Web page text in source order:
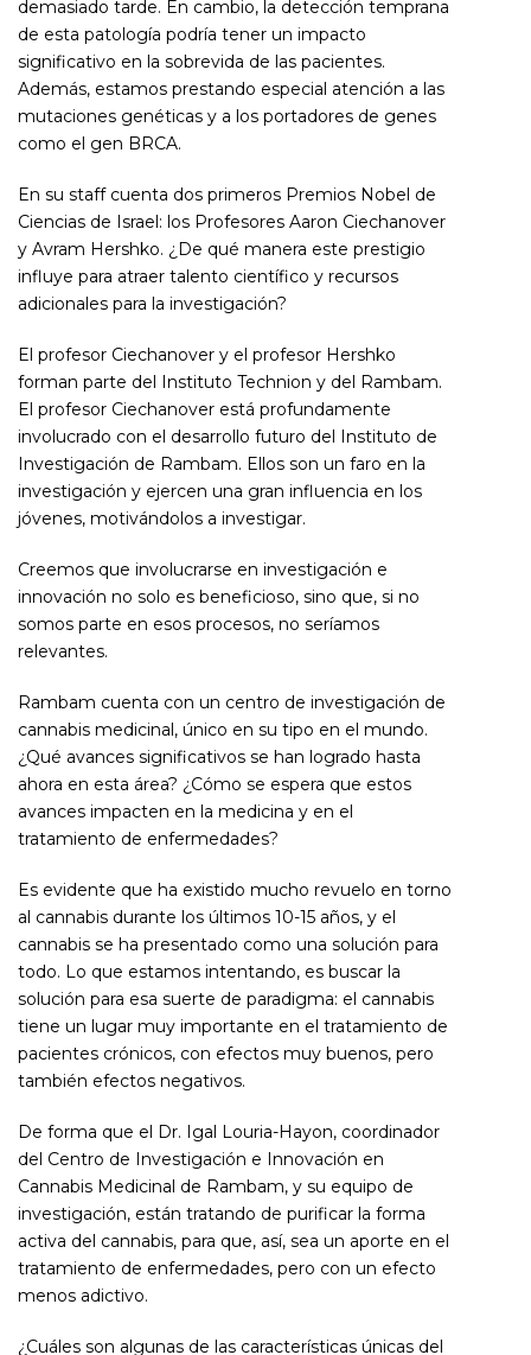
demasiado tarde. En cambio, la detección temprana
de esta patología podría tener un impacto
significativo en la sobrevida de las pacientes.
Además, estamos prestando especial atención a las
mutaciones genéticas y a los portadores de genes
como el gen BRCA.
En su staff cuenta dos primeros Premios Nobel de
Ciencias de Israel: los Profesores Aaron Ciechanover
y Avram Hershko. ¿De qué manera este prestigio
influye para atraer talento científico y recursos
adicionales para la investigación?
El profesor Ciechanover y el profesor Hershko
forman parte del Instituto Technion y del Rambam.
El profesor Ciechanover está profundamente
involucrado con el desarrollo futuro del Instituto de
Investigación de Rambam. Ellos son un faro en la
investigación y ejercen una gran influencia en los
jóvenes, motivándolos a investigar.
Creemos que involucrarse en investigación e
innovación no solo es beneficioso, sino que, si no
somos parte en esos procesos, no seríamos
relevantes.
Rambam cuenta con un centro de investigación de
cannabis medicinal, único en su tipo en el mundo.
¿Qué avances significativos se han logrado hasta
ahora en esta área? ¿Cómo se espera que estos
avances impacten en la medicina y en el
tratamiento de enfermedades?
Es evidente que ha existido mucho revuelo en torno
al cannabis durante los últimos 10-15 años, y el
cannabis se ha presentado como una solución para
todo. Lo que estamos intentando, es buscar la
solución para esa suerte de paradigma: el cannabis
tiene un lugar muy importante en el tratamiento de
pacientes crónicos, con efectos muy buenos, pero
también efectos negativos.
De forma que el Dr. Igal Louria-Hayon, coordinador
del Centro de Investigación e Innovación en
Cannabis Medicinal de Rambam, y su equipo de
investigación, están tratando de purificar la forma
activa del cannabis, para que, así, sea un aporte en el
tratamiento de enfermedades, pero con un efecto
menos adictivo.
¿Cuáles son algunas de las características únicas del